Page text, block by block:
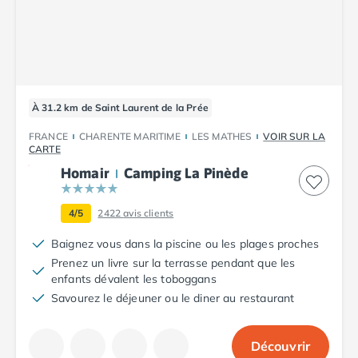
Camping Dinard
Camping Saint-Malo
Camping Morbihan
Camping Auray
Camping Carnac
Camping La Trinité sur Mer
Camping Locmariaquer
Camping Penestin
Camping Quiberon
Camping Sarzeau
Camping Vannes
À 31.2 km de Saint Laurent de la Prée
FRANCE CHARENTE MARITIME LES MATHES
VOIR SUR LA
CARTE
Homair Camping La Pinède
4/5 2422avis clients
Baignez vous dans la piscine ou les plages proches
Prenez un livre sur la terrasse pendant que les
enfants dévalent les toboggans
Savourez le déjeuner ou le diner au restaurant
Découvrir